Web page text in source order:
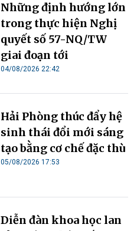
Những định hướng lớn
trong thực hiện Nghị
quyết số 57-NQ/TW
giai đoạn tới
04/08/2026 22:42
Hải Phòng thúc đẩy hệ
sinh thái đổi mới sáng
tạo bằng cơ chế đặc thù
05/08/2026 17:53
Diễn đàn khoa học lan